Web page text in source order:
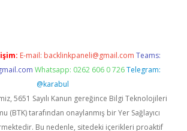
E-mail: backlinkpaneli@gmail.com Teams:
Whatsapp: 0262 606 0 726 Telegram:
@karabul
5651 Sayılı Kanun gereğince Bilgi Teknolojileri
(BTK) tarafından onaylanmış bir Yer Sağlayıcı
Bu nedenle, sitedeki içerikleri proaktif